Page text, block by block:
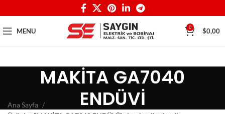
MENU 0 $0,00
MAKİTA GA7040
ENDÜVİ
Ana Sayfa